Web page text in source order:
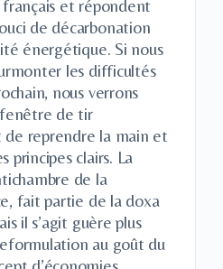
et répondent
de décarbonation
énergétique. Si nous
les difficultés
nous verrons
de tir
reprendre la main et
principes clairs. La
de la
fait partie de la doxa
il s’agit guère plus
au goût du